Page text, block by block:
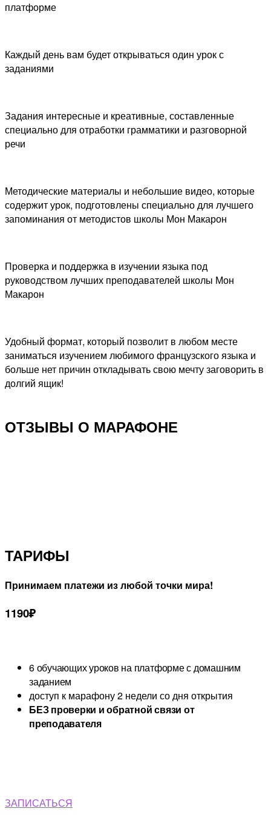
платформе
Каждый день вам будет открываться один урок с
заданиями
Задания интересные и креативные, составленные
специально для отработки грамматики и разговорной
речи
Методические материалы и небольшие видео, которые
содержит урок, подготовлены специально для лучшего
запоминания от методистов школы Мон Макарон
Проверка и поддержка в изучении языка под
руководством лучших преподавателей школы Мон
Макарон
Удобный формат, который позволит в любом месте
заниматься изучением любимого французского языка и
больше нет причин откладывать свою мечту заговорить в
долгий ящик!
ОТЗЫВЫ О МАРАФОНЕ
ТАРИФЫ
Принимаем платежи из любой точки мира!
1190₽
6 обучающих уроков на платформе с домашним
заданием
доступ к марафону 2 недели со дня открытия
БЕЗ проверки и обратной связи от
преподавателя
ЗАПИСАТЬСЯ